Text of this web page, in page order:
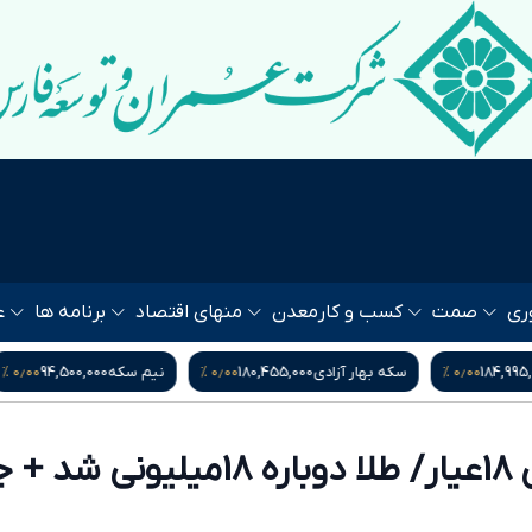
صمت کسب و کار معدن منهای اقتصاد برنامه ها
% سکه بهار آزادی 180,455,000۰٫۰۰ % نیم سکه 94,500,000۰٫۰۰ % ربع
قیمت روز طلای 18عیار/ طلا دوباره